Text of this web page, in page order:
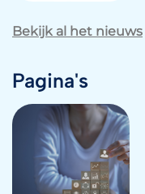
Bekijk al het nieuws
Pagina's